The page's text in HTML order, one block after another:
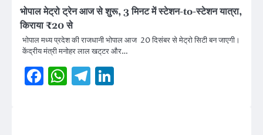
भोपाल मेट्रो ट्रेन आज से शुरू, 3 मिनट में स्टेशन-to-स्टेशन यात्रा,
किराया ₹20 से
भोपाल मध्य प्रदेश की राजधानी भोपाल आज 20 दिसंबर से मेट्रो सिटी बन जाएगी।
केंद्रीय मंत्री मनोहर लाल खट्‌टर और…
Facebook
WhatsApp
Telegram